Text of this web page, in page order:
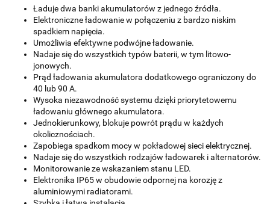
Ładuje dwa banki akumulatorów z jednego źródła.
Elektroniczne ładowanie w połączeniu z bardzo niskim
spadkiem napięcia.
Umożliwia efektywne podwójne ładowanie.
Nadaje się do wszystkich typów baterii, w tym litowo-
jonowych.
Prąd ładowania akumulatora dodatkowego ograniczony do
40 lub 90 A.
Wysoka niezawodność systemu dzięki priorytetowemu
ładowaniu głównego akumulatora.
Jednokierunkowy, blokuje powrót prądu w każdych
okolicznościach.
Zapobiega spadkom mocy w pokładowej sieci elektrycznej.
Nadaje się do wszystkich rodzajów ładowarek i alternatorów.
Monitorowanie ze wskazaniem stanu LED.
Elektronika IP65 w obudowie odpornej na korozję z
aluminiowymi radiatorami.